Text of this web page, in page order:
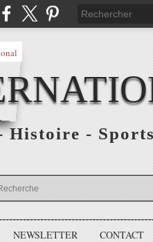
-
NEWSLETTER CONTACT